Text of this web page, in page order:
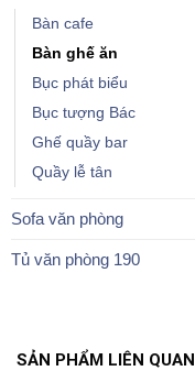
Bàn cafe
Bàn ghế ăn
Bục phát biểu
Bục tượng Bác
Ghế quầy bar
Quầy lễ tân
Sofa văn phòng
Tủ văn phòng 190
SẢN PHẨM LIÊN QUAN